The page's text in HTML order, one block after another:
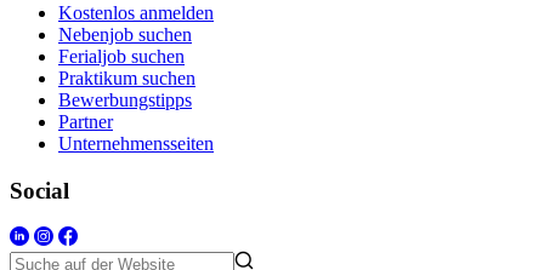
Kostenlos anmelden
Nebenjob suchen
Ferialjob suchen
Praktikum suchen
Bewerbungstipps
Partner
Unternehmensseiten
Social